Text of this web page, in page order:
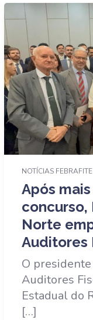
NOTÍCIAS
Após
concurso,
Norte
Auditores
O
Auditores
Estadual do
[…]